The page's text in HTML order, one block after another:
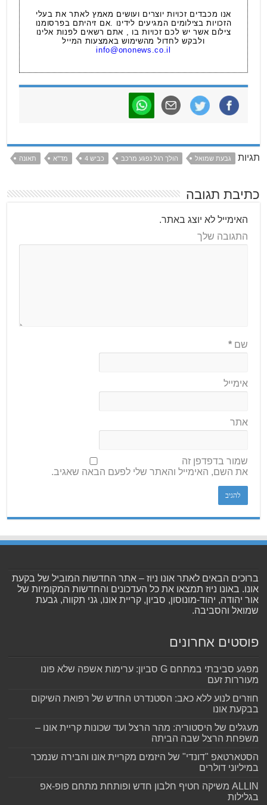
אנו מכבדים זכויות יוצרים ועושים מאמץ לאתר את בעלי
הזכויות בצילומים המגיעים לידינו .אם זיהיתם בפרסומנו
צילום אשר יש לכם זכויות בו , אתם רשאים לפנות אלינו
ולבקש לחדול מהשימוש באמצעות המייל
info@ononews.co.il
תגיות גבעת שמואל הולך רגל נפגע מרכב כביש 4 מד''א תאונה
כתיבת תגובה
האימייל לא יוצג באתר.
התגובה שלך
שם*
אימייל
אתר
שמור בדפדפן זה
את השם, האימייל והאתר שלי לפעם הבאה שאגיב.
ברוכים הבאים לאתר אונו ניוז – אתר החדשות המוביל של בקעת
אונו. באונו ניוז תמצאו את כל העדכונים והחדשות המקומיות של
אור יהודה, יהוד-מונוסון, סביון, קריית אונו, גני תקווה, גבעת
שמואל והסביבה.
פוסטים אחרונים
מפגע סביבתי במתחם G סביון: ערימות אשפה שלא פונו
מעוררות זעם
חוזרים לנוע ללא כאב: הסטנדרט החדש של רפואת השיקום
בבקעת אונו
מעגלים של היסטוריה: מהר הרצל ועד שכונות קריית אונו –
משפחת הרצל שבה הביתה
הסטארטאפ "דונדי" של היזמים מקריית אונו והבירה שנמכר
במיליוני דולרים
ALLIN משיקה חטיף חלבון חדש ופותחת מתחם פופ-אפ
בגלילות